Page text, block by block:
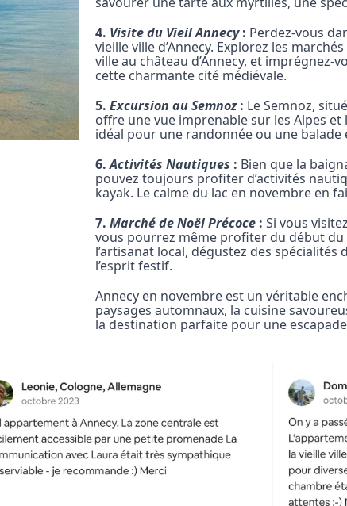
4. Visite du Vieil Annecy: Perdez-vous
vieille ville d’Annecy. Explorez les
ville au château d’Annecy, et imprégnez-
cette charmante cité médiévale.
5.Excursion au Semnoz: Le Semnoz,
offre une vue imprenable sur les Alpes et
idéal pour une randonnée ou une
6.Activités Nautiques : Bien que la
pouvez toujours profiter d’activités
kayak. Le calme du lac en novembre en
7.Marché de Noël Précoce : Si vous
vous pourrez même profiter du début du
l’artisanat local, dégustez des spécialités
l’esprit festif.
Annecy en novembre est un véritable
paysages automnaux, la cuisine
la destination parfaite pour une